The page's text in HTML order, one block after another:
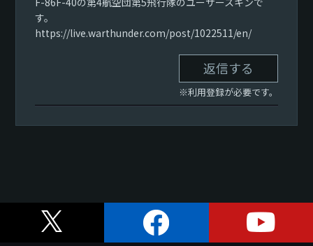
す。
https://live.warthunder.com/post/1022511/en/
返信する
※利用登録が必要です。